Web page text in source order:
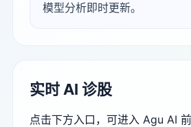
模型分析即时更新。
实时 AI 诊股
点击下方入口，可进入 Agu AI